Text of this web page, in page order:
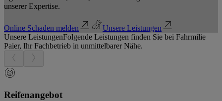
unserer Expertise.
Online Schaden melden
Unsere Leistungen
Unsere LeistungenFolgende Leistungen finden Sie bei Fahrmilie
Paier, Ihr Fachbetrieb in unmittelbarer Nähe.
Reifenangebot